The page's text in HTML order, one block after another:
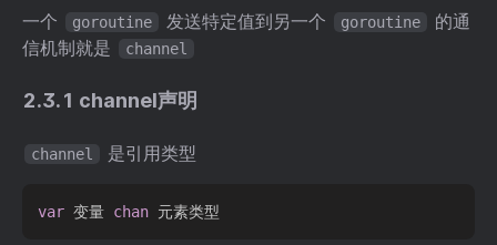
一个 goroutine 发送特定值到另一个 goroutine
的通
信机制就是
channel
2.3.1 channel声明
channel 是引用类型
var 变量 chan